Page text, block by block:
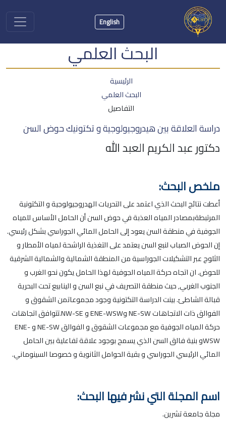
English
البحث العلمي
الرئيسية
البحث العلمي
التفاصيل
دراسة العلاقة بين هيدروجيولوجية و تكتونيك حوض السن
دكتور عبد الكريم العبد الله
ملخص البحث:
أعطت نتائج البحث الذي اعتمد على التحريات الهدروجيولوجية و التكتونية
المرتبطةبمصادر المياه العذبة في حوض السن أن الحامل الأساس للمياه
الجوفية في منطقة السن يعود إلى الحامل المائي الجوراسي بشكل رئيسي.
إن الحوض الصباب لنبع السن يعتمد على التغذية الراشحة لمياه الأمطار و
الثلوج عبر التشكيلات الجوراسية من المنطقة الشمالية والشمالية الشرقية
للحوض. ان اتجاه حركة المياه الجوفية لهذا الحامل يكون نحو الغرب و
الجنوب الغربي, حيث منطقة التصريف في نبع السن و الينابيع تحت البحرية
قبالة الشاطئ. بينت الدراسة التكتونية وجود مجموعاتمن الشقوق و
الفوالق ذات الاتجاهات NE-SW وENE-WSW و NW-SE.تتوافق اتجاهات
حركة المياه الجوفية مع مجموعات الشقوق و الفوالق NE-SW و ENE-
WSWو بنية فالق السن الذي يسمح بوجود علاقة تفاعلية بين الحامل
المائي الرئيسي الجوراسي و بقية الحوامل الثانوية و خصوصا السينوماني.
اسم المجلة التي نشر فيها البحث:
مجلة جامعة تشرين.